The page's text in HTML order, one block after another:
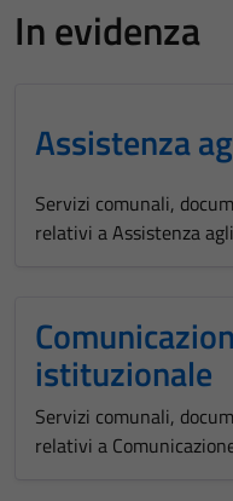
In evidenza
Assistenza
Servizi comunali,
relativi a Assistenza
istituzionale
Servizi comunali,
relativi a